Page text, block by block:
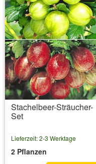
Stachelbeer-Sträucher-
Set
Lieferzeit: 2-3 Werktage
2 Pflanzen